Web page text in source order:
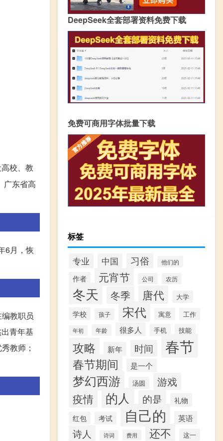
校、教
广东省高
6月，恢
教职员
青年基
教师；
DeepSeek全套部署资料免费下载
免费可商用字体批量下载
标签
专业 中国 习俗 他们的
作者 元宵节 公司 农历
冬天 冬季 唐代 大学
学校 孩子 宋代 寓意 工作
年初 年龄 很多人 手机 技能
攻略 新年 时间 春节
春节期间 是一个
梦幻西游 汤圆 游戏
疫情 的人 的是 礼物
红包 考试 自己的 英语
诗人 诗词 费用 还不 这一